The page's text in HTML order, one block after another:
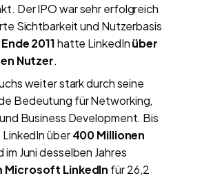
Der IPO war sehr erfolgreich
Sichtbarkeit und Nutzerbasis
2011hatte LinkedInüber
Nutzer.
weiter stark durch seine
Bedeutung für Networking,
Business Development. Bis
über400 Millionen
im Juni desselben Jahres
Microsoft LinkedIn für 26,2